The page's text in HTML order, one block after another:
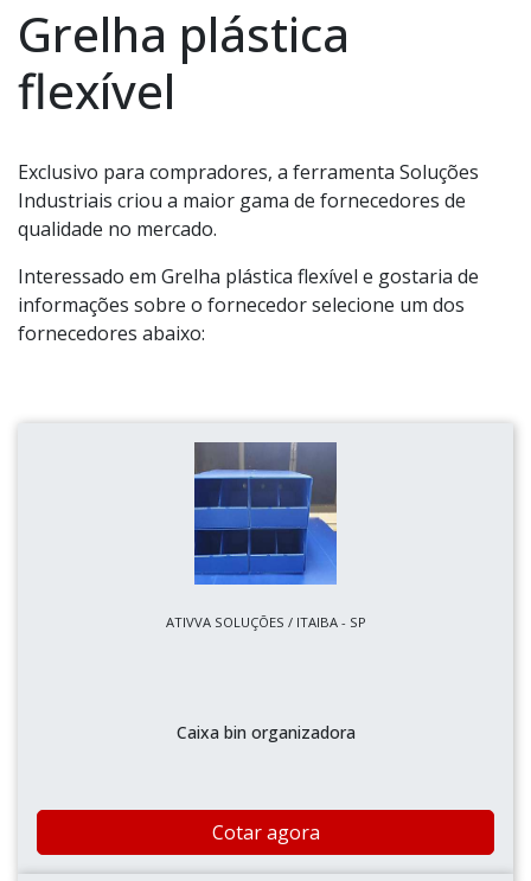
Grelha plástica
flexível
Exclusivo para compradores, a ferramenta Soluções
Industriais criou a maior gama de fornecedores de
qualidade no mercado.
Interessado em Grelha plástica flexível e gostaria de
informações sobre o fornecedor selecione um dos
fornecedores abaixo:
ATIVVA SOLUÇÕES / ITAIBA - SP
Caixa bin organizadora
Cotar agora